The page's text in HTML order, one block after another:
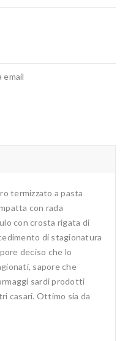
email
termizzato a pasta
con rada
con crosta rigata di
di stagionatura
deciso che lo
sapore che
sardi prodotti
casari. Ottimo sia da